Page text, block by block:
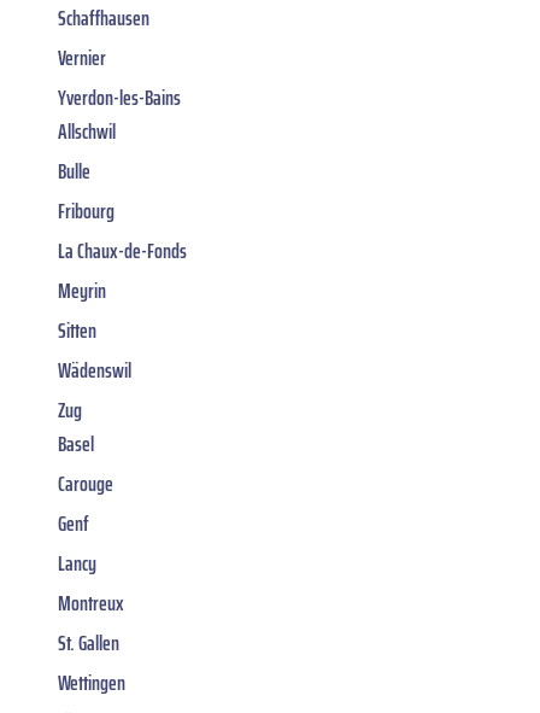
Schaffhausen
Vernier
Yverdon-les-Bains
Allschwil
Bulle
Fribourg
La Chaux-de-Fonds
Meyrin
Sitten
Wädenswil
Zug
Basel
Carouge
Genf
Lancy
Montreux
St. Gallen
Wettingen